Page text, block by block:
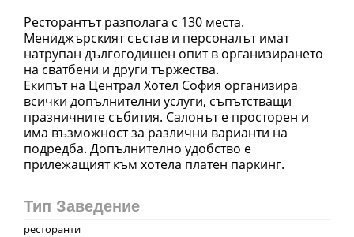
Ресторантът разполага с 130 места.
Мениджърският състав и персоналът имат
натрупан дългогодишен опит в организирането
на сватбени и други тържества.
Екипът на Централ Хотел София организира
всички допълнителни услуги, съпътстващи
празничните събития. Салонът е просторен и
има възможност за различни варианти на
подредба. Допълнително удобство е
прилежащият към хотела платен паркинг.
Тип Заведение
ресторанти